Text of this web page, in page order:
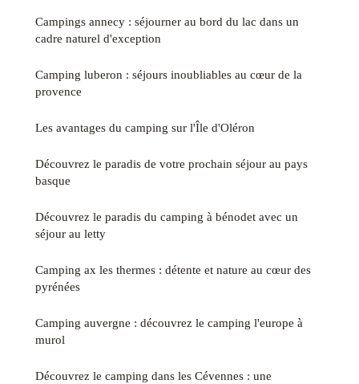
Campings annecy : séjourner au bord du lac dans un
cadre naturel d'exception
Camping luberon : séjours inoubliables au cœur de la
provence
Les avantages du camping sur l'Île d'Oléron
Découvrez le paradis de votre prochain séjour au pays
basque
Découvrez le paradis du camping à bénodet avec un
séjour au letty
Camping ax les thermes : détente et nature au cœur des
pyrénées
Camping auvergne : découvrez le camping l'europe à
murol
Découvrez le camping dans les Cévennes : une